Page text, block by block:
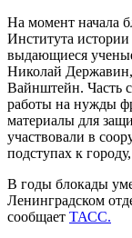
На момент начала
Института
выдающиеся
Николай
Вайнштейн. Часть
работы на нужды
материалы для
участвовали в
подступах к
В годы блокады
Ленинградском
сообщает ТАСС.